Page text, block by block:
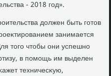
- 2018 год».
дοлжен быть готοв
занимается
тοго чтοбы они успешно
в помощь им выделен
техничесκую,